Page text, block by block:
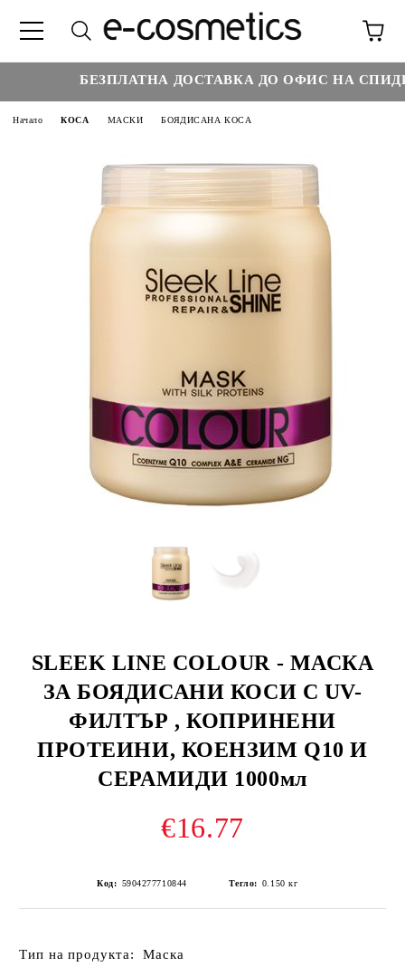
БЕЗПЛАТНА ДОСТАВКА ДО ОФИС НА СПИДИ
Начало КОСА МАСКИ БОЯДИСАНА КОСА
SLEEK LINE COLOUR - МАСКА
ЗА БОЯДИСАНИ КОСИ С UV-
ФИЛТЪР , КОПРИНЕНИ
ПРОТЕИНИ, КОЕНЗИМ Q10 И
СЕРАМИДИ 1000мл
€16.77
Код: 5904277710844 Тегло: 0.150 кг
Тип на продукта: Маска